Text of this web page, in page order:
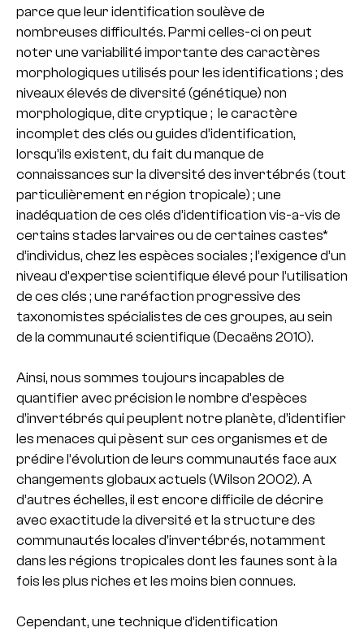
parce que leur identification soulève de
nombreuses difficultés. Parmi celles-ci on peut
noter une variabilité importante des caractères
morphologiques utilisés pour les identifications ; des
niveaux élevés de diversité (génétique) non
morphologique, dite cryptique ; le caractère
incomplet des clés ou guides d’identification,
lorsqu’ils existent, du fait du manque de
connaissances sur la diversité des invertébrés (tout
particulièrement en région tropicale) ; une
inadéquation de ces clés d’identification vis-a-vis de
certains stades larvaires ou de certaines castes*
d’individus, chez les espèces sociales ; l’exigence d’un
niveau d’expertise scientifique élevé pour l’utilisation
de ces clés ; une raréfaction progressive des
taxonomistes spécialistes de ces groupes, au sein
de la communauté scientifique (Decaëns 2010).
Ainsi, nous sommes toujours incapables de
quantifier avec précision le nombre d’espèces
d’invertébrés qui peuplent notre planète, d’identifier
les menaces qui pèsent sur ces organismes et de
prédire l’évolution de leurs communautés face aux
changements globaux actuels (Wilson 2002). A
d’autres échelles, il est encore difficile de décrire
avec exactitude la diversité et la structure des
communautés locales d’invertébrés, notamment
dans les régions tropicales dont les faunes sont à la
fois les plus riches et les moins bien connues.
Cependant, une technique d’identification